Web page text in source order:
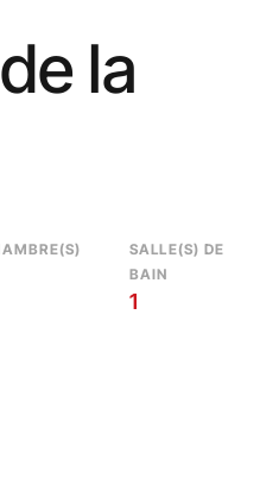
la
SALLE(S) DE
BAIN
1